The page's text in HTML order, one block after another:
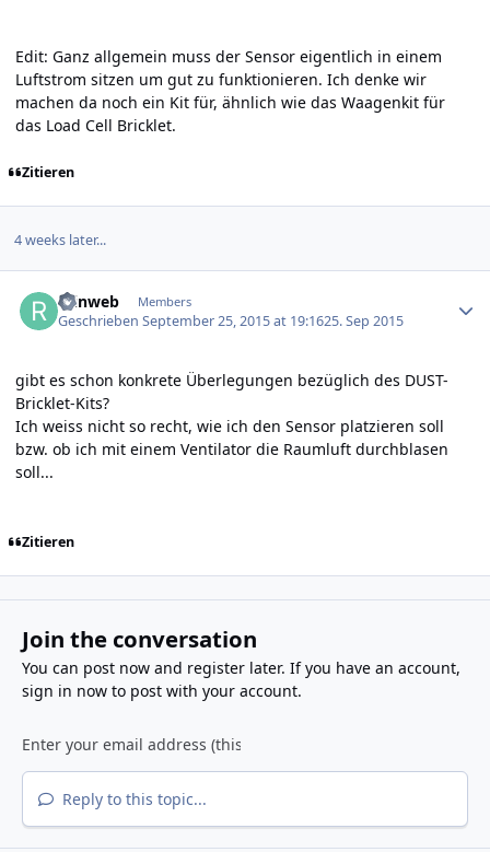
Edit: Ganz allgemein muss der Sensor eigentlich in einem
Luftstrom sitzen um gut zu funktionieren. Ich denke wir
machen da noch ein Kit für, ähnlich wie das Waagenkit für
das Load Cell Bricklet.
Zitieren
4 weeks later...
reinweb Members
GeschriebenSeptember 25, 2015 at 19:1625. Sep 2015
gibt es schon konkrete Überlegungen bezüglich des DUST-
Bricklet-Kits?
Ich weiss nicht so recht, wie ich den Sensor platzieren soll
bzw. ob ich mit einem Ventilator die Raumluft durchblasen
soll...
Zitieren
Join the conversation
You can post now and register later. If you have an account,
sign in nowto post with your account.
Reply to this topic...